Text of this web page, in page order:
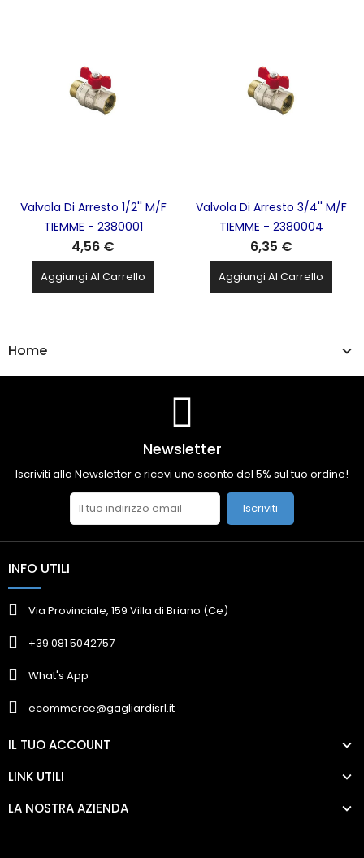
Home
Valvola Di Arresto 1/2'' M/F
TIEMME - 2380001
4,56 €
Aggiungi Al Carrello
Valvola Di Arresto 3/4'' M/F
TIEMME - 2380004
6,35 €
Aggiungi Al Carrello
Newsletter
Iscriviti alla Newsletter e ricevi uno sconto del 5% sul tuo ordine!
Iscriviti
INFO UTILI
Via Provinciale, 159 Villa di Briano (Ce)
+39 081 5042757
What's App
ecommerce@gagliardisrl.it
IL TUO ACCOUNT
LINK UTILI
LA NOSTRA AZIENDA